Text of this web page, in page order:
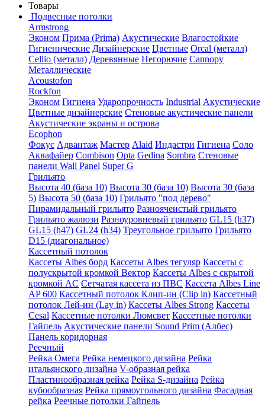
Товары
Подвесные потолки
Armstrong
Эконом Прима (Prima) Акустические Влагостойкие
Гигиенические Дизайнерские Цветные Orcal (металл)
Cellio (металл) Деревянные Негорючие Cannopy
Металлические
Acoustofon
Rockfon
Эконом Гигиена Ударопрочность Industrial Акустические
Цветные дизайнерские Стеновые акустические панели
Акустические экраны и острова
Ecophon
Фокус Адвантаж Мастер Alaid Индастри Гигиена Соло
Аквафайер Combison Opta Gedina Sombra Стеновые
панели Wall Panel Super G
Грильято
Высота 40 (база 10) Высота 30 (база 10) Высота 30 (база
5) Высота 50 (база 10) Грильято "под дерево"
Пирамидальный грильято Разноячеистый грильято
Грильято жалюзи Разноуровневый грильято GL15 (h37)
GL15 (h47) GL24 (h34) Треугольное грильято Грильято
D15 (диагональное)
Кассетный потолок
Кассеты Albes борд Кассеты Albes тегуляр Кассеты с
полускрытой кромкой Вектор Кассеты Albes с скрытой
кромкой AC Сетчатая кассета из ПВС Кассета Albes Line
AP 600 Кассетный потолок Клип-ин (Clip in) Кассетный
потолок Лей-ин (Lay in) Кассеты Albes Strong Кассеты
Cesal Кассетные потолки Люмсвет Кассетные потолки
Гайпель Акустические панели Sound Prim (Албес)
Панель коридорная
Реечный
Рейка Омега Рейка немецкого дизайна Рейка
итальянского дизайна V-образная рейка
Пластинообразная рейка Рейка S-дизайна Рейка
кубообразная Рейка прямоугольного дизайна Фасадная
рейка Реечные потолки Гайпель